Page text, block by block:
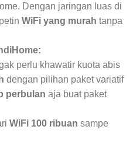
Dengan jaringan luas di
WiFi yang murah tanpa
perlu khawatir kuota abis
dengan pilihan paket variatif
perbulan aja buat paket
WiFi 100 ribuan sampe